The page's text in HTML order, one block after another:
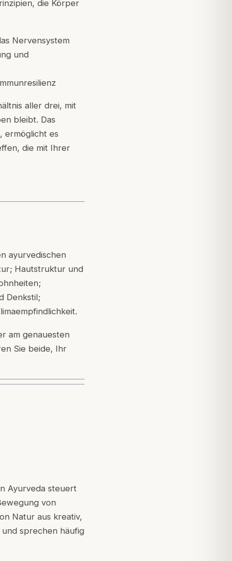
die Körper
Nervensystem
und
aller drei, mit
bleibt. Das
ermöglicht es
die mit Ihrer
ayurvedischen
Hautstruktur und
Denkstil;
am genauesten
Sie beide, Ihr
Ayurveda steuert
von
Natur aus kreativ,
sprechen häufig